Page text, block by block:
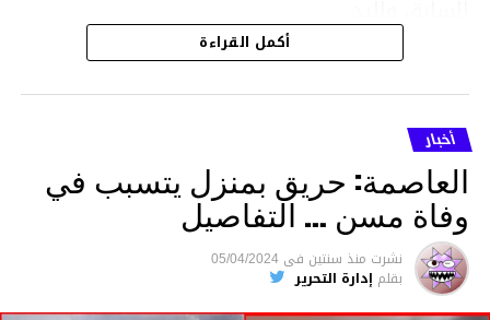
هذا وقد تمكن أعوان مركز الأمن الوطني بحي
هلال في توقيت قياسي من محاصرة المشتبه به
والقبض عليه وإحالته على التحقيق في خصوص
ما نُسبه إليه.
متابعة
قسم الاخبار
أكمل القراءة
أخبار
العاصمة: حريق بمنزل يتسبب في
وفاة مسن … التفاصيل
نشرت منذ سنتين فى 05/04/2024
بقلم إدارة التحرير